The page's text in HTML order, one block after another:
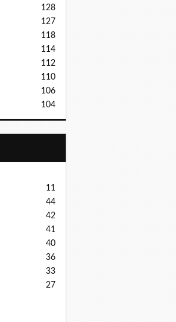
128
127
118
114
112
110
106
104
11
44
42
41
40
36
33
27